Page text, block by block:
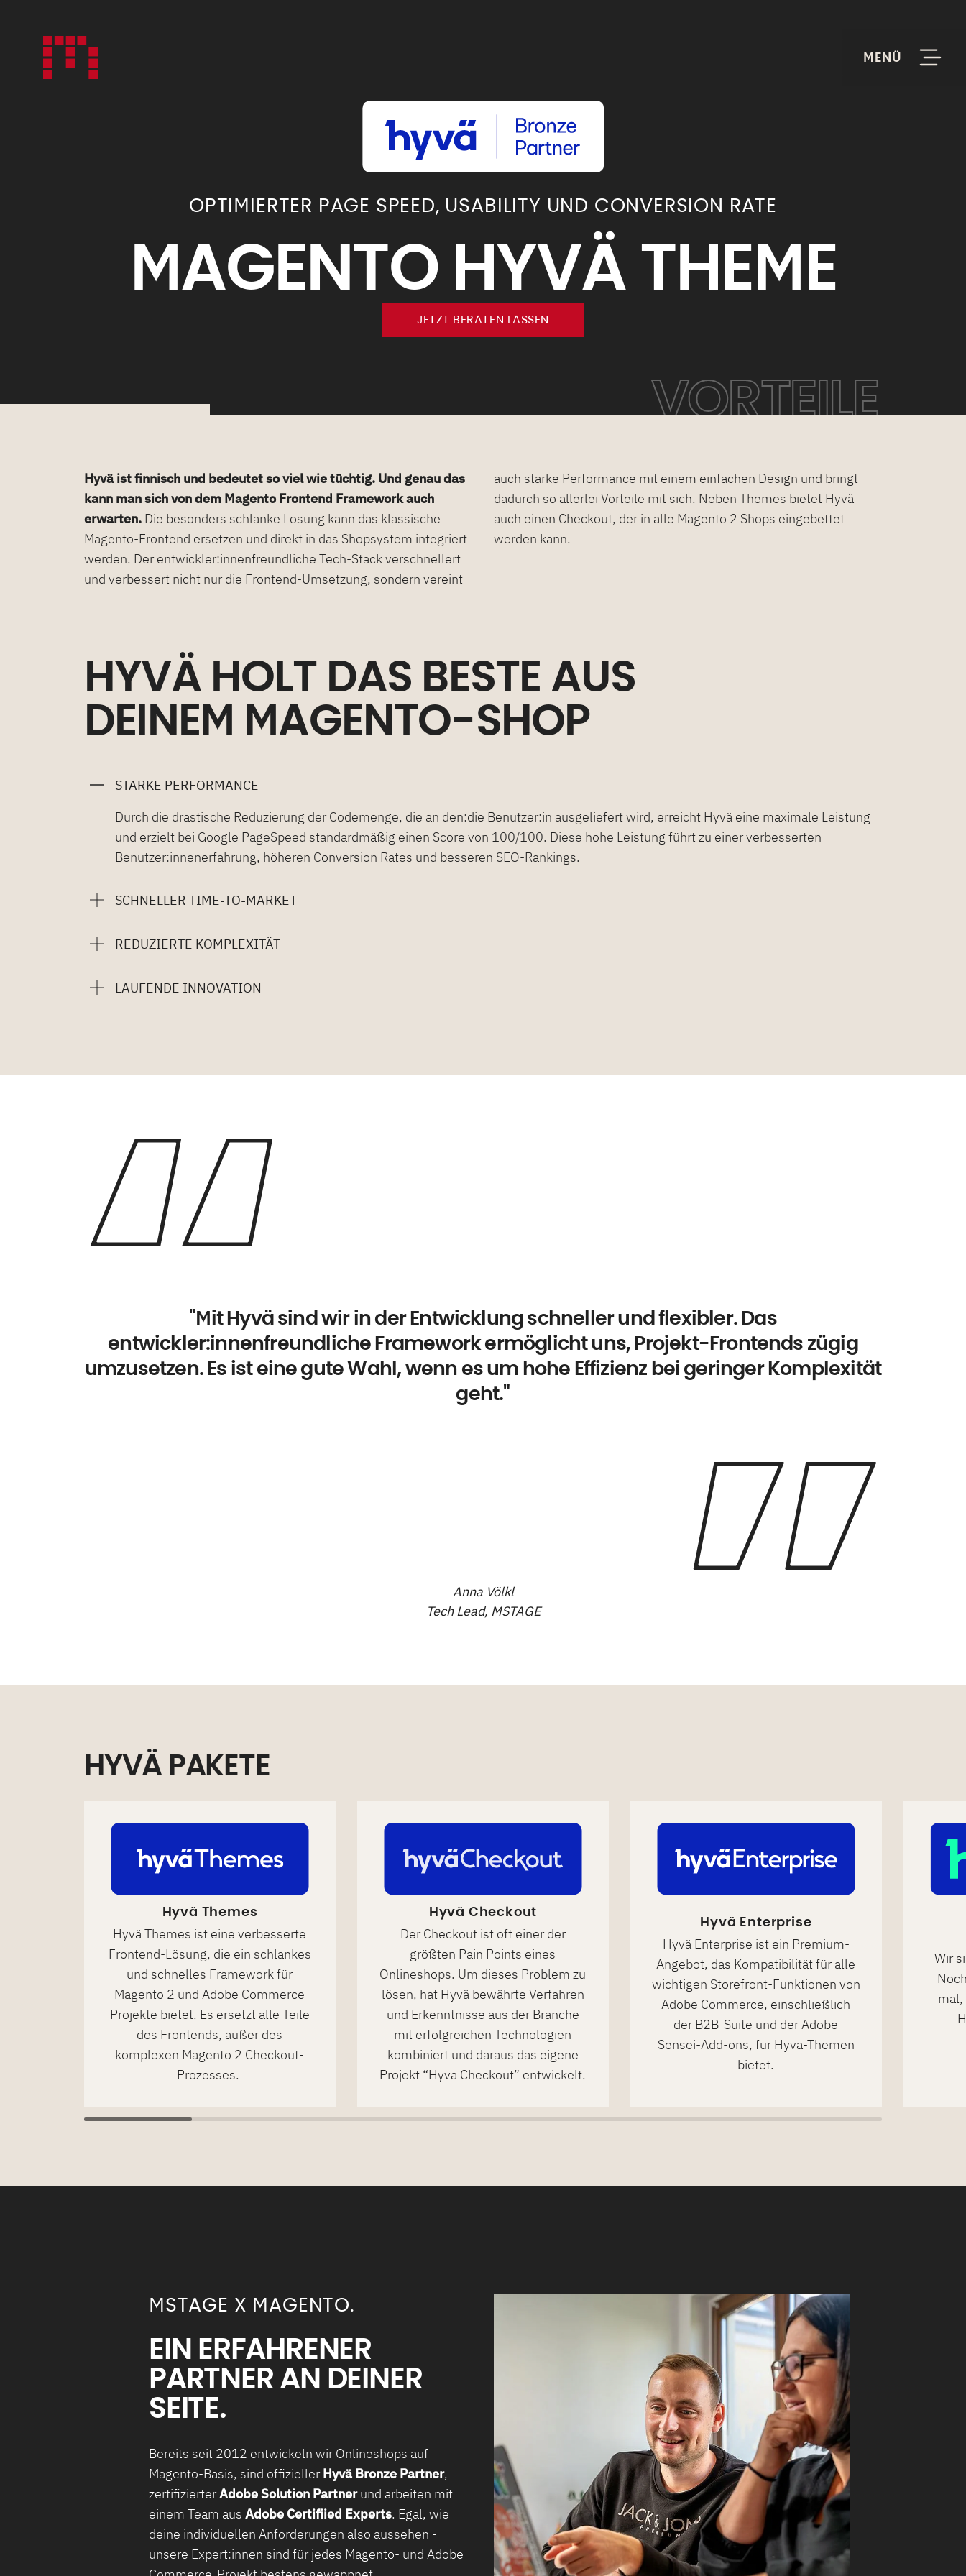
OPTIMIERTER PAGE SPEED, USABILITY UND CONVERSION RATE
MAGENTO HYVÄ THEME
JETZT BERATEN LASSEN
VORTEILE
Hyvä ist finnisch und bedeutet so viel wie tüchtig. Und genau das
kann man sich von dem Magento Frontend Framework auch
erwarten. Die besonders schlanke Lösung kann das klassische
Magento-Frontend ersetzen und direkt in das Shopsystem integriert
werden. Der entwickler:innenfreundliche Tech-Stack verschnellert
und verbessert nicht nur die Frontend-Umsetzung, sondern vereint
auch starke Performance mit einem einfachen Design und bringt
dadurch so allerlei Vorteile mit sich. Neben Themes bietet Hyvä
auch einen Checkout, der in alle Magento 2 Shops eingebettet
werden kann.
HYVÄ HOLT DAS BESTE AUS
DEINEM MAGENTO-SHOP
STARKE PERFORMANCE
Durch die drastische Reduzierung der Codemenge, die an den:die Benutzer:in ausgeliefert wird, erreicht Hyvä eine maximale Leistung
und erzielt bei Google PageSpeed standardmäßig einen Score von 100/100. Diese hohe Leistung führt zu einer verbesserten
Benutzer:innenerfahrung, höheren Conversion Rates und besseren SEO-Rankings.
SCHNELLER TIME-TO-MARKET
REDUZIERTE KOMPLEXITÄT
LAUFENDE INNOVATION
"Mit Hyvä sind wir in der Entwicklung schneller und flexibler. Das
entwickler:innenfreundliche Framework ermöglicht uns, Projekt-Frontends zügig
umzusetzen. Es ist eine gute Wahl, wenn es um hohe Effizienz bei geringer Komplexität
geht."
Anna Völkl
Tech Lead, MSTAGE
HYVÄ PAKETE
Hyvä Themes
Hyvä Themes ist eine verbesserte
Frontend-Lösung, die ein schlankes
und schnelles Framework für
Magento 2 und Adobe Commerce
Projekte bietet. Es ersetzt alle Teile
des Frontends, außer des
komplexen Magento 2 Checkout-
Prozesses.
Hyvä Checkout
Der Checkout ist oft einer der
größten Pain Points eines
Onlineshops. Um dieses Problem zu
lösen, hat Hyvä bewährte Verfahren
und Erkenntnisse aus der Branche
mit erfolgreichen Technologien
kombiniert und daraus das eigene
Projekt “Hyvä Checkout” entwickelt.
Hyvä Enterprise
Hyvä Enterprise ist ein Premium-
Angebot, das Kompatibilität für alle
wichtigen Storefront-Funktionen von
Adobe Commerce, einschließlich
der B2B-Suite und der Adobe
Sensei-Add-ons, für Hyvä-Themen
bietet.
Wir
mal,
MSTAGE X MAGENTO.
EIN ERFAHRENER
PARTNER AN DEINER
SEITE.
Bereits seit 2012 entwickeln wir Onlineshops auf
Magento-Basis, sind offiziellerHyvä Bronze Partner,
zertifizierterAdobe Solution Partnerund arbeiten mit
einem Team aus Adobe Certifiied Experts. Egal, wie
deine individuellen Anforderungen also aussehen -
unsere Expert:innen sind für jedes Magento- und Adobe